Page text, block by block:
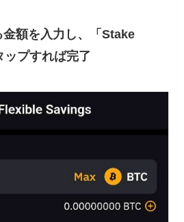
額を入力し、「Stake
プすれば完了